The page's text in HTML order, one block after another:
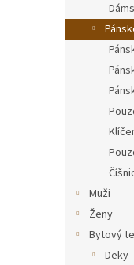
a
n
Muži
Ženy
Bytový
Deky